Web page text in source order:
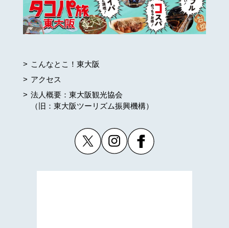
こんなとこ！東大阪
アクセス
法人概要：東大阪観光協会
（旧：東大阪ツーリズム振興機構）